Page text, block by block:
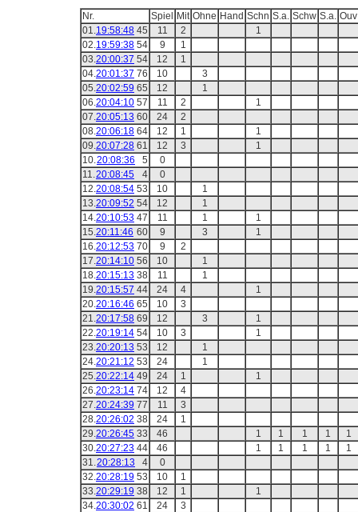
Nr. Spiel Mit Ohne Hand Schn S.a. Schw S.a. Ouv
01.19:58:48 45 11 2
1
02.19:59:38 54 9
1
03.20:00:37 54 12
1
04.20:01:37 76 10
3
05.20:02:59 65 12
1
06.20:04:10 57 11 2
1
07.20:05:13 60 24
2
08.20:06:18 64 12 1
1
09.20:07:28 61 12 3
1
10.20:08:36 5
0
11.20:08:45 4
0
12.20:08:54 53 10
1
13.20:09:52 54 12
1
14.20:10:53 47 11 1
1
15.20:11:46 60 9 3
1
16.20:12:53 70 9
2
17.20:14:10 56 10
1
18.20:15:13 38 11
1
19.20:15:57 44 24 4
1
20.20:16:46 65 10
3
21.20:17:58 69 12 3
1
22.20:19:14 54 10 3
1
23.20:20:13 53 12
1
24.20:21:12 53 24
1
25.20:22:14 49 24 1
1
26.20:23:14 74 12
4
27.20:24:39 77 11
3
28.20:26:02 38 24
1
29.20:26:45 33 46 1 1 1 1
1
30.20:27:23 44 46 1 1 1 1
1
31.20:28:13 4
0
32.20:28:19 53 10
1
33.20:29:19 38 12 1
1
34.20:30:02 61 24
3